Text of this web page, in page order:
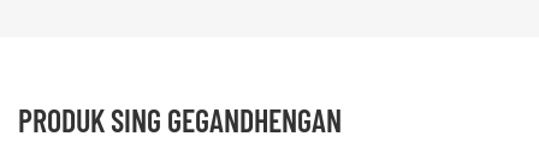
PRODUK SING GEGANDHENGAN